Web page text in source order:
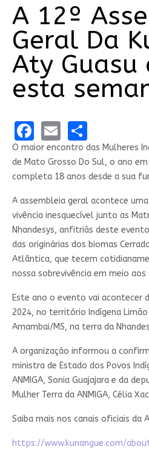
A 12º
Geral Da
Aty Guasu
esta
Facebook
EmailShare
O maior encontro das Mulheres
de Mato Grosso Do Sul, o ano
completa 18 anos desde a sua
A assembleia geral acontece
vivência inesquecível junto as
Nhandesys, anfitriãs deste
das originárias dos biomas
Atlântica, que tecem
nossa sobrevivência em meio
Este ano o evento vai acontecer
2024, no território Indígena
Amambai/MS, na terra da
A organização informou a
ministra de Estado dos Povos
ANMIGA, Sonia Guajajara e da
Mulher Terra da ANMIGA, Célia
Saiba mais nos canais oficiais da
https://www.kunangue.com/